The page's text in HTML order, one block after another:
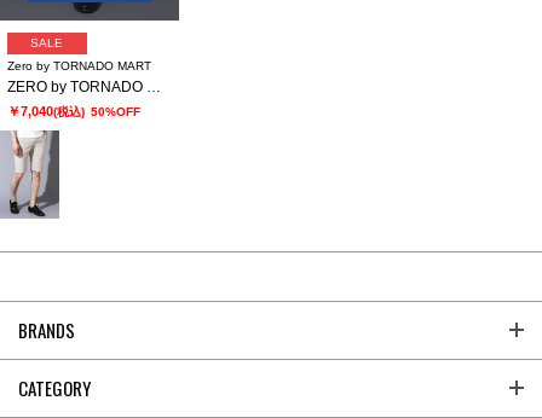
SALE
Zero by TORNADO MART
￥7,040(税込) 50%OFF
BRANDS
CATEGORY